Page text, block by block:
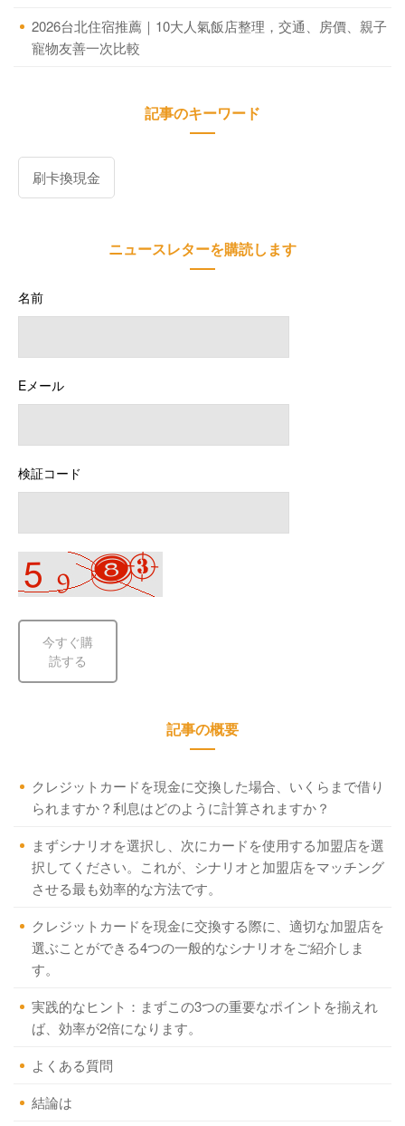
2026台北住宿推薦｜10大人氣飯店整理，交通、房價、親子
寵物友善一次比較
記事のキーワード
刷卡換現金
ニュースレターを購読します
名前
Eメール
検証コード
今すぐ購
読する
記事の概要
クレジットカードを現金に交換した場合、いくらまで借り
られますか？利息はどのように計算されますか？
まずシナリオを選択し、次にカードを使用する加盟店を選
択してください。これが、シナリオと加盟店をマッチング
させる最も効率的な方法です。
クレジットカードを現金に交換する際に、適切な加盟店を
選ぶことができる4つの一般的なシナリオをご紹介しま
す。
実践的なヒント：まずこの3つの重要なポイントを揃えれ
ば、効率が2倍になります。
よくある質問
結論は